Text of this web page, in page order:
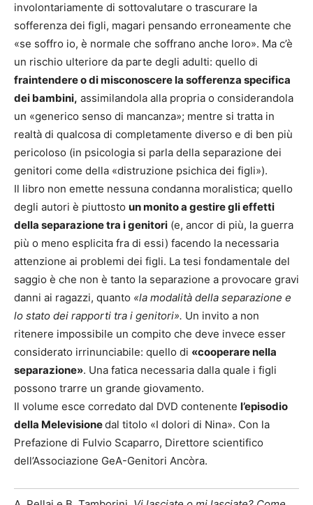
involontariamente di sottovalutare o trascurare la
sofferenza dei figli, magari pensando erroneamente che
«se soffro io, è normale che soffrano anche loro». Ma c’è
un rischio ulteriore da parte degli adulti: quello di
fraintendere o di misconoscere la sofferenza specifica
dei bambini, assimilandola alla propria o considerandola
un «generico senso di mancanza»; mentre si tratta in
realtà di qualcosa di completamente diverso e di ben più
pericoloso (in psicologia si parla della separazione dei
genitori come della «distruzione psichica dei figli»).
Il libro non emette nessuna condanna moralistica; quello
degli autori è piuttosto un monito a gestire gli effetti
della separazione tra i genitori (e, ancor di più, la guerra
più o meno esplicita fra di essi) facendo la necessaria
attenzione ai problemi dei figli. La tesi fondamentale del
saggio è che non è tanto la separazione a provocare gravi
danni ai ragazzi, quanto «la modalità della separazione e
lo stato dei rapporti tra i genitori». Un invito a non
ritenere impossibile un compito che deve invece esser
considerato irrinunciabile: quello di «cooperare nella
separazione». Una fatica necessaria dalla quale i figli
possono trarre un grande giovamento.
Il volume esce corredato dal DVD contenente l’episodio
della Melevisionedal titolo «I dolori di Nina». Con la
Prefazione di Fulvio Scaparro, Direttore scientifico
dell’Associazione GeA-Genitori Ancòra.